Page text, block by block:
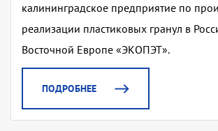
калининградское предприятие по
реализации пластиковых гранул в
Восточной Европе «ЭКОПЭТ».
ПОДРОБНЕЕ